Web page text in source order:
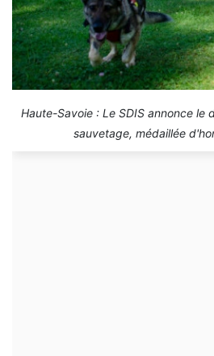
Haute-Savoie : Le SDIS annonce le
sauvetage, médaillée